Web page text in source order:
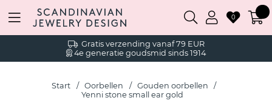
Gratis verzending vanaf 79 EUR
4e generatie goudsmid sinds 1914
0
Start Oorbellen
Gouden oorbellen
Yenni stone small ear gold